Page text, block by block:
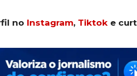
no Instagram, Tiktok e